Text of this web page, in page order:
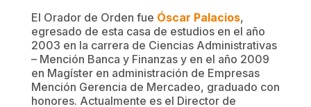
El Orador de Orden fue Óscar Palacios,
egresado de esta casa de estudios en el año
2003 en la carrera de Ciencias Administrativas
– Mención Banca y Finanzas y en el año 2009
en Magíster en administración de Empresas
Mención Gerencia de Mercadeo, graduado con
honores. Actualmente es el Director de